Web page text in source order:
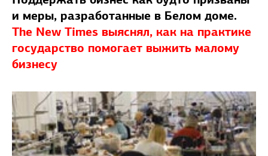
и меры, разработанные в Белом доме.
The New Times выяснял, как на практике
государство помогает выжить малому
бизнесу